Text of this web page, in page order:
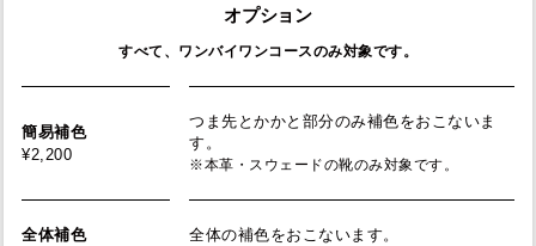
オプション
すべて、ワンバイワンコースのみ対象です。
簡易補色
¥2,200
つま先とかかと部分のみ補色をおこないま
す。
※本革・スウェードの靴のみ対象です。
全体補色
全体の補色をおこないます。